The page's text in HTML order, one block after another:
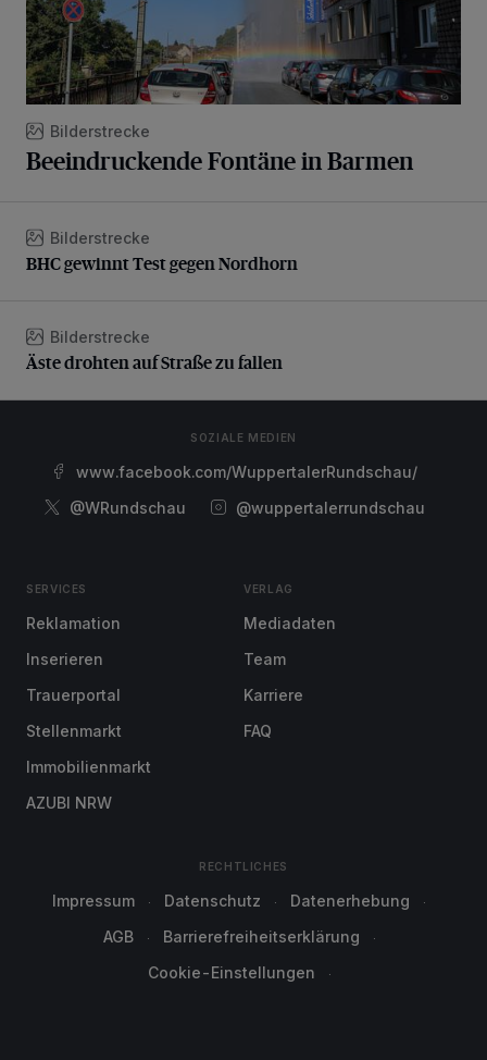
Bilderstrecke
Beeindruckende Fontäne in Barmen
BHC gewinnt Test gegen Nordhorn
Bilderstrecke
BHC gewinnt Test gegen Nordhorn
Äste drohten auf Straße zu fallen
Bilderstrecke
Äste drohten auf Straße zu fallen
SOZIALE MEDIEN
www.facebook.com/WuppertalerRundschau/
@WRundschau
@wuppertalerrundschau
SERVICES
Reklamation
Inserieren
Trauerportal
Stellenmarkt
Immobilienmarkt
AZUBI NRW
VERLAG
Mediadaten
Team
Karriere
FAQ
RECHTLICHES
Impressum Datenschutz
Datenerhebung
AGB
Barrierefreiheitserklärung
Cookie-Einstellungen